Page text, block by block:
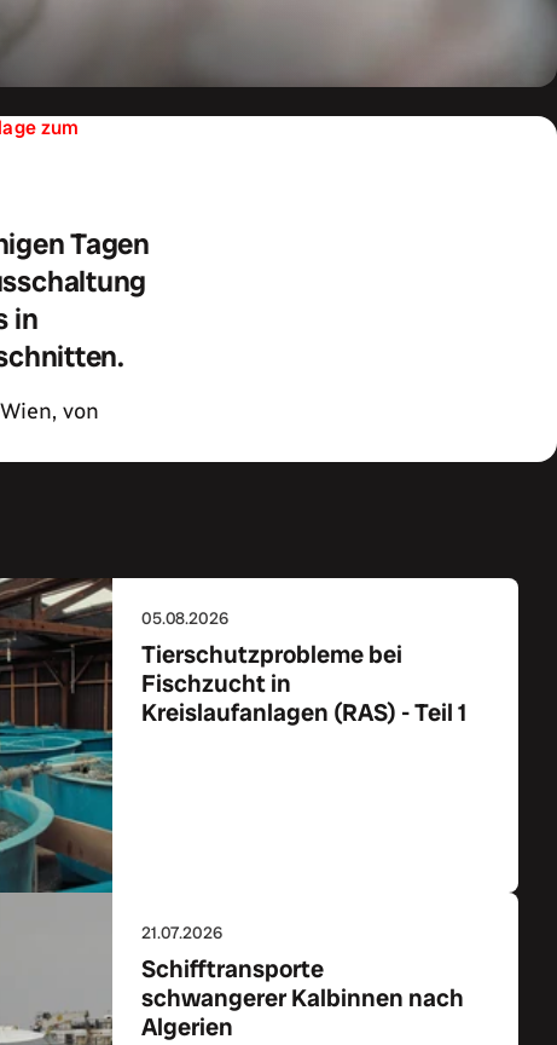
zum
Tagen
in
von
05.08.2026
Tierschutzprobleme bei
Fischzucht in
Kreislaufanlagen (RAS) - Teil 1
21.07.2026
Schifftransporte
schwangerer Kalbinnen nach
Algerien